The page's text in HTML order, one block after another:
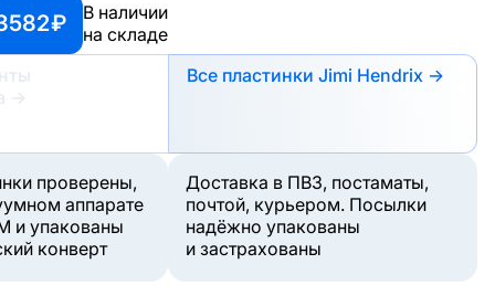
₽
В наличии
на складе
→
Все пластинки Jimi Hendrix →
проверены,
аппарате
и упакованы
конверт
Доставка в ПВЗ, постаматы,
почтой, курьером. Посылки
надёжно упакованы
и застрахованы